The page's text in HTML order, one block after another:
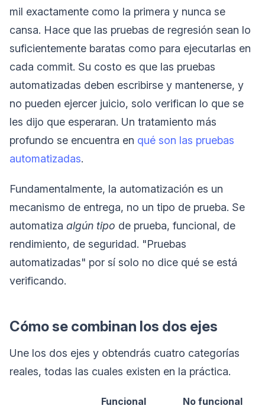
mil exactamente como la primera y nunca se
cansa. Hace que las pruebas de regresión sean lo
suficientemente baratas como para ejecutarlas en
cada commit. Su costo es que las pruebas
automatizadas deben escribirse y mantenerse, y
no pueden ejercer juicio, solo verifican lo que se
les dijo que esperaran. Un tratamiento más
profundo se encuentra en qué son las pruebas
automatizadas.
Fundamentalmente, la automatización es un
mecanismo de entrega, no un tipo de prueba. Se
automatiza algún tipo de prueba, funcional, de
rendimiento, de seguridad. "Pruebas
automatizadas" por sí solo no dice qué se está
verificando.
Cómo se combinan los dos ejes
Une los dos ejes y obtendrás cuatro categorías
reales, todas las cuales existen en la práctica.
Funcional No funcional